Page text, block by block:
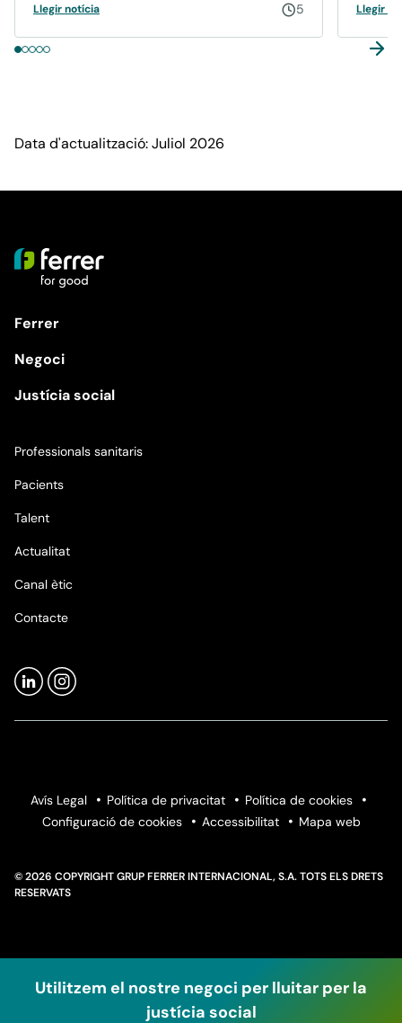
Llegir notícia 5 Llegir
Data d'actualització: Juliol 2026
Ferrer
Negoci
Justícia social
Professionals sanitaris
Pacients
Talent
Actualitat
Canal ètic
Contacte
Avís Legal Política de privacitat
Política de cookies
Configuració de cookies
Accessibilitat Mapa web
© 2026 COPYRIGHT GRUP FERRER INTERNACIONAL, S.A. TOTS ELS DRETS
RESERVATS
Utilitzem el nostre negoci per lluitar per la
justícia social